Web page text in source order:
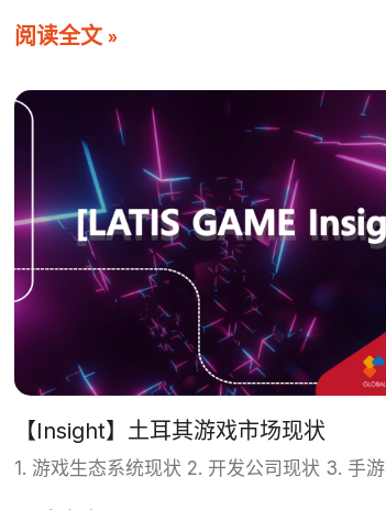
阅读全文 »
【Insight】土耳其游戏市场现状
1. 游戏生态系统现状 2. 开发公司现状 3. 手游